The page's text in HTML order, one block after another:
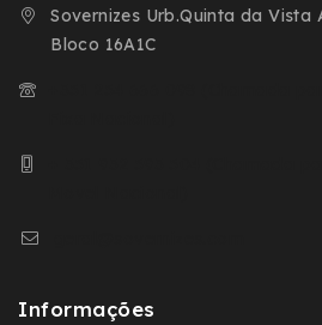
Sovernizes Urb.Quinta da Vista
Bloco 16A1C
Informações